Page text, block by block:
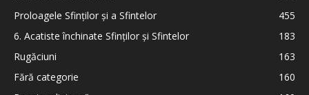
Proloagele Sfinților și a Sfintelor
455
6. Acatiste închinate Sfinților și Sfintelor
183
Rugăciuni
163
Fără categorie
160